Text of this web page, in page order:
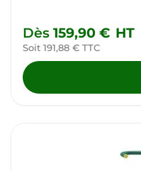
Dès 159,90 € HT
Soit 191,88 € TTC